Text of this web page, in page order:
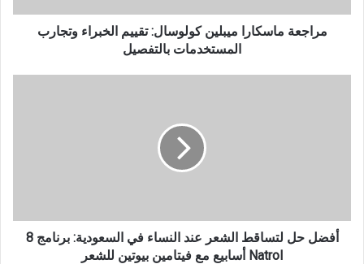
مراجعة ماسكارا ميبلين كولوسال: تقييم الخبراء وتجارب
المستخدمات بالتفصيل
أفضل حل لتساقط الشعر عند النساء في السعودية: برنامج 8
أسابيع مع فيتامين بيوتين للشعر Natrol